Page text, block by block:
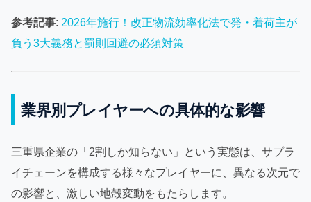
参考記事: 2026年施行！改正物流効率化法で発・着荷主が
負う3大義務と罰則回避の必須対策
業界別プレイヤーへの具体的な影響
三重県企業の「2割しか知らない」という実態は、サプラ
イチェーンを構成する様々なプレイヤーに、異なる次元で
の影響と、激しい地殻変動をもたらします。